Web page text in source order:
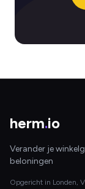
herm.io
Verander je
beloningen
Opgericht in Londen,